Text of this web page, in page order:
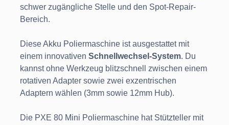
schwer zugängliche Stelle und den Spot-Repair-
Bereich.
Diese Akku Poliermaschine ist ausgestattet mit
einem innovativen Schnellwechsel-System. Du
kannst ohne Werkzeug blitzschnell zwischen einem
rotativen Adapter sowie zwei exzentrischen
Adaptern wählen (3mm sowie 12mm Hub).
Die PXE 80 Mini Poliermaschine hat Stützteller mit